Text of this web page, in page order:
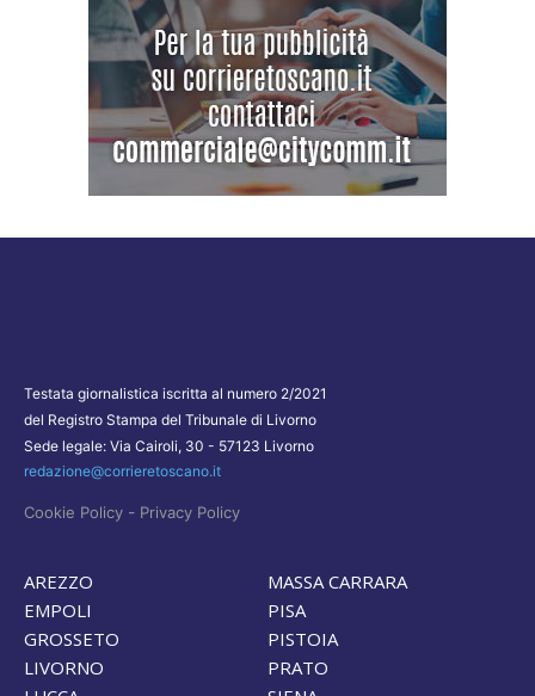
Testata giornalistica iscritta al numero 2/2021
del Registro Stampa del Tribunale di Livorno
Sede legale: Via Cairoli, 30 - 57123 Livorno
redazione@corrieretoscano.it
Cookie Policy - Privacy Policy
AREZZO
EMPOLI
GROSSETO
LIVORNO
MASSA CARRARA
PISA
PISTOIA
PRATO